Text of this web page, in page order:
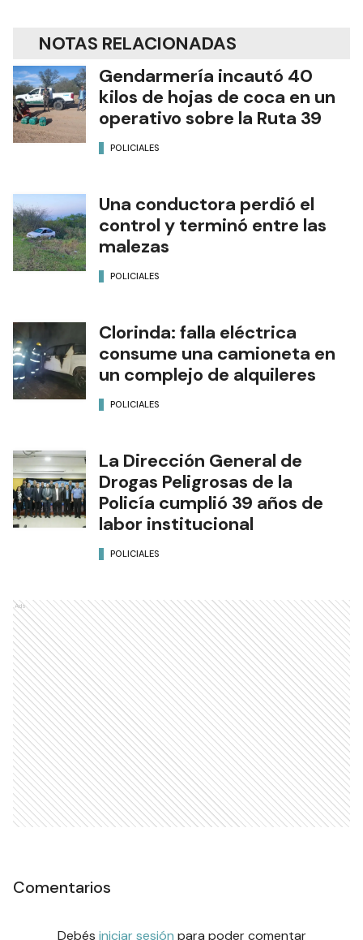
NOTAS RELACIONADAS
Gendarmería incautó 40
kilos de hojas de coca en un
operativo sobre la Ruta 39
POLICIALES
Una conductora perdió el
control y terminó entre las
malezas
POLICIALES
Clorinda: falla eléctrica
consume una camioneta en
un complejo de alquileres
POLICIALES
La Dirección General de
Drogas Peligrosas de la
Policía cumplió 39 años de
labor institucional
POLICIALES
Ads
Comentarios
Debés iniciar sesión para poder comentar